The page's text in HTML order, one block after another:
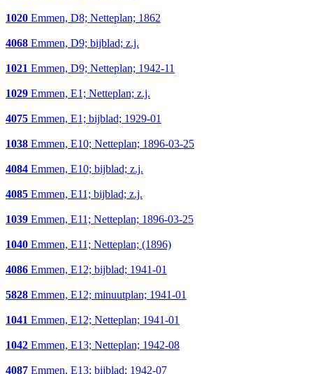
1020 Emmen, D8; Netteplan; 1862
4068 Emmen, D9; bijblad; z.j.
1021 Emmen, D9; Netteplan; 1942-11
1029 Emmen, E1; Netteplan; z.j.
4075 Emmen, E1; bijblad; 1929-01
1038 Emmen, E10; Netteplan; 1896-03-25
4084 Emmen, E10; bijblad; z.j.
4085 Emmen, E11; bijblad; z.j.
1039 Emmen, E11; Netteplan; 1896-03-25
1040 Emmen, E11; Netteplan; (1896)
4086 Emmen, E12; bijblad; 1941-01
5828 Emmen, E12; minuutplan; 1941-01
1041 Emmen, E12; Netteplan; 1941-01
1042 Emmen, E13; Netteplan; 1942-08
4087 Emmen, E13; bijblad; 1942-07